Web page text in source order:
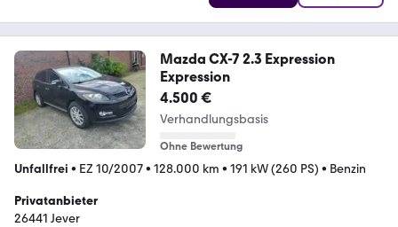
Mazda CX-7 2.3 Expression
Expression
4.500 €
Verhandlungsbasis
Ohne Bewertung
Unfallfrei • EZ 10/2007• 128.000 km • 191 kW (260 PS) • Benzin
Privatanbieter
26441 Jever